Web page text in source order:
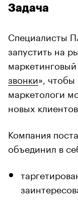
Задача
Специалисты
запустить на
звонки», чтобы
маркетологи
новых клиентов.
Компания
объединил в